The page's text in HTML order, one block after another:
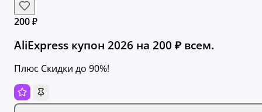
200 ₽
AliExpress купон 2026 на 200 ₽ всем.
Плюс Скидки до 90%!